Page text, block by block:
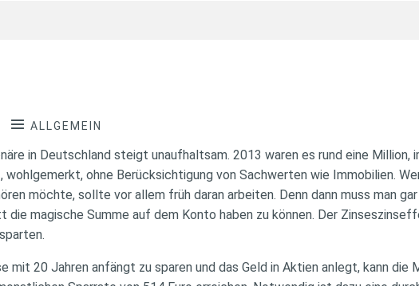
ALLGEMEIN
in Deutschland steigt unaufhaltsam. 2013 waren es rund eine Million,
wohlgemerkt, ohne Berücksichtigung von Sachwerten wie Immobilien.
möchte, sollte vor allem früh daran arbeiten. Denn dann muss man
die magische Summe auf dem Konto haben zu können. Der
mit 20 Jahren anfängt zu sparen und das Geld in Aktien anlegt, kann die